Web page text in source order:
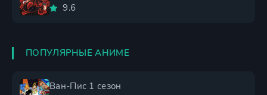
9.6
ПОПУЛЯРНЫЕ АНИМЕ
Ван-Пис 1 сезон